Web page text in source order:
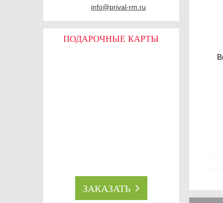
info@prival-rm.ru
ПОДАРОЧНЫЕ КАРТЫ
ЗАКАЗАТЬ